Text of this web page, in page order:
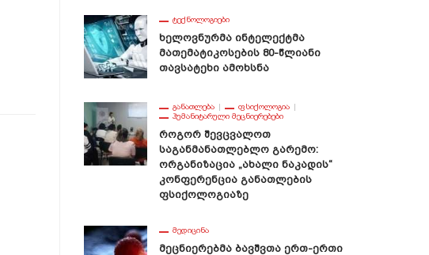
ᲢᲔᲥᲜᲝᲚᲝᲒᲘᲔᲑᲘ
Ხელოვნურმა Ინტელექტმა
Მათემატიკოსების 80-Წლიანი
Თავსატეხი Ამოხსნა
ᲒᲐᲜᲐᲗᲚᲔᲑᲐ
ᲤᲡᲘᲥᲝᲚᲝᲒᲘᲐ
ᲰᲣᲛᲐᲜᲘᲢᲐᲠᲣᲚᲘ ᲛᲔᲪᲜᲘᲔᲠᲔᲑᲔᲑᲘ
Როგორ Შევცვალოთ
Საგანმანათლებლო Გარემო:
Ორგანიზაცია „ახალი Ნაკადის“
Კონფერენცია Განათლების
Ფსიქოლოგიაზე
ᲛᲔᲓᲘᲪᲘᲜᲐ
Მეცნიერებმა Ბავშვთა Ერთ-Ერთი